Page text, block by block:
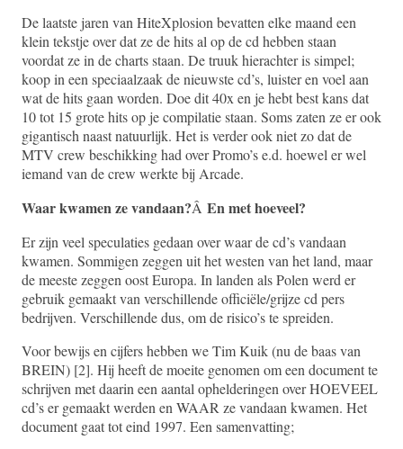
De laatste jaren van HiteXplosion bevatten elke maand een
klein tekstje over dat ze de hits al op de cd hebben staan
voordat ze in de charts staan. De truuk hierachter is simpel;
koop in een speciaalzaak de nieuwste cd’s, luister en voel aan
wat de hits gaan worden. Doe dit 40x en je hebt best kans dat
10 tot 15 grote hits op je compilatie staan. Soms zaten ze er ook
gigantisch naast natuurlijk. Het is verder ook niet zo dat de
MTV crew beschikking had over Promo’s e.d. hoewel er wel
iemand van de crew werkte bij Arcade.
Waar kwamen ze vandaan?Â En met hoeveel?
Er zijn veel speculaties gedaan over waar de cd’s vandaan
kwamen. Sommigen zeggen uit het westen van het land, maar
de meeste zeggen oost Europa. In landen als Polen werd er
gebruik gemaakt van verschillende officiële/grijze cd pers
bedrijven. Verschillende dus, om de risico’s te spreiden.
Voor bewijs en cijfers hebben we Tim Kuik (nu de baas van
BREIN) [2]. Hij heeft de moeite genomen om een document te
schrijven met daarin een aantal ophelderingen over HOEVEEL
cd’s er gemaakt werden en WAAR ze vandaan kwamen. Het
document gaat tot eind 1997. Een samenvatting;